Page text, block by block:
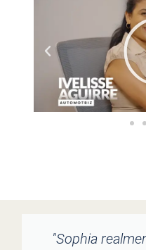
"Sophia